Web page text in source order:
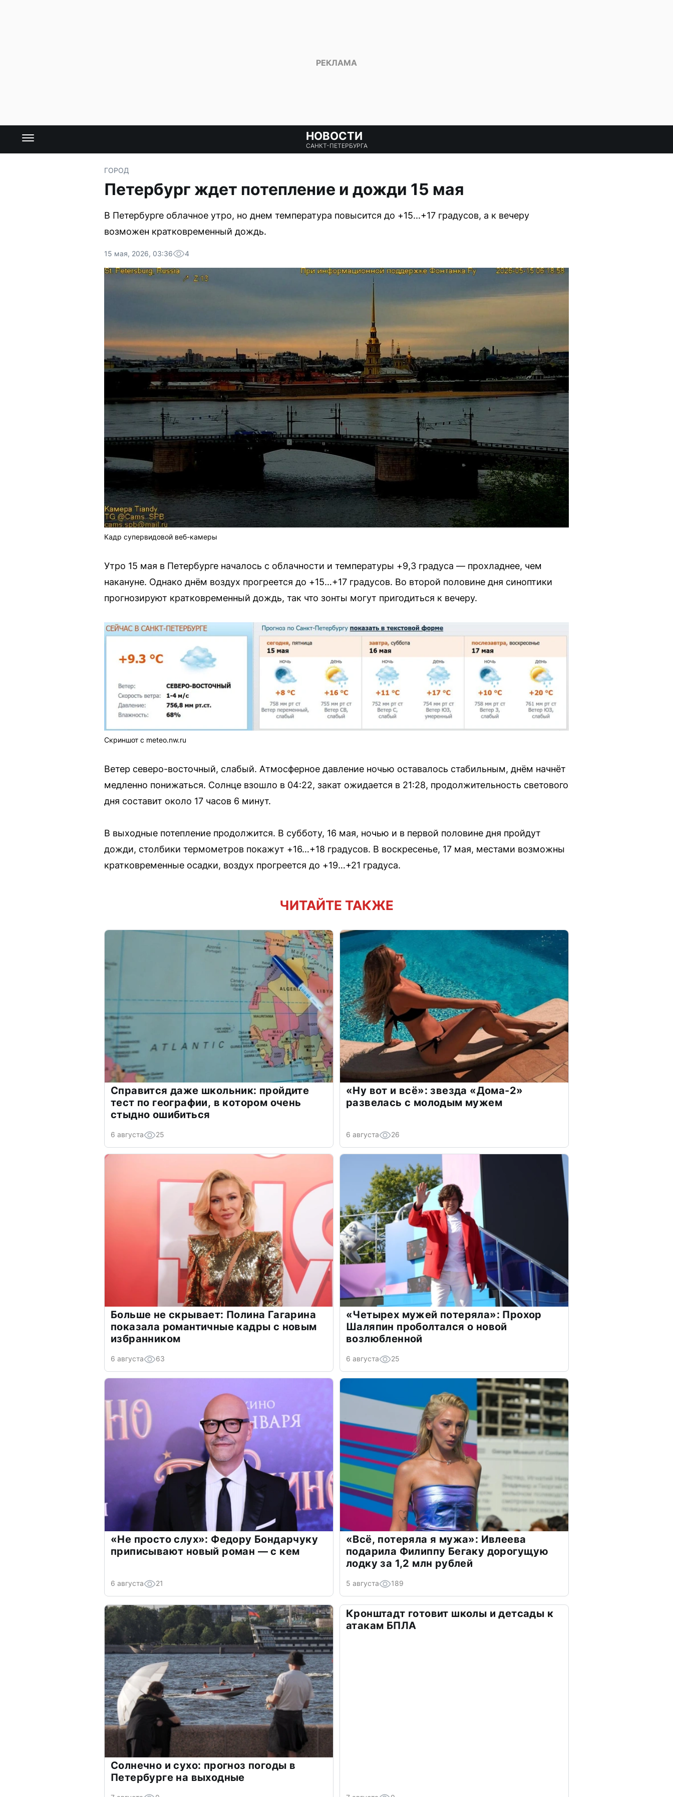
НОВОСТИ
САНКТ-ПЕТЕРБУРГА
ГОРОД
Петербург ждет потепление и дожди 15 мая
В Петербурге облачное утро, но днем температура повысится до +15...+17 градусов, а к вечеру
возможен кратковременный дождь.
15 мая, 2026, 03:36 4
Кадр супервидовой веб-камеры
Утро 15 мая в Петербурге началось с облачности и температуры +9,3 градуса — прохладнее, чем
накануне. Однако днём воздух прогреется до +15…+17 градусов. Во второй половине дня синоптики
прогнозируют кратковременный дождь, так что зонты могут пригодиться к вечеру.
Скриншот с meteo.nw.ru
Ветер северо-восточный, слабый. Атмосферное давление ночью оставалось стабильным, днём начнёт
медленно понижаться. Солнце взошло в 04:22, закат ожидается в 21:28, продолжительность светового
дня составит около 17 часов 6 минут.
В выходные потепление продолжится. В субботу, 16 мая, ночью и в первой половине дня пройдут
дожди, столбики термометров покажут +16…+18 градусов. В воскресенье, 17 мая, местами возможны
кратковременные осадки, воздух прогреется до +19…+21 градуса.
ЧИТАЙТЕ ТАКЖЕ
Справится даже школьник: пройдите
тест по географии, в котором очень
стыдно ошибиться
6 августа 25
«Ну вот и всё»: звезда «Дома-2»
развелась с молодым мужем
6 августа 26
Больше не скрывает: Полина Гагарина
показала романтичные кадры с новым
избранником
6 августа 63
«Четырех мужей потеряла»: Прохор
Шаляпин проболтался о новой
возлюбленной
6 августа 25
«Не просто слух»: Федору Бондарчуку
приписывают новый роман — с кем
6 августа 21
«Всё, потеряла я мужа»: Ивлеева
подарила Филиппу Бегаку дорогущую
лодку за 1,2 млн рублей
5 августа 189
Солнечно и сухо: прогноз погоды в
Петербурге на выходные
Кронштадт готовит школы и детсады к
атакам БПЛА